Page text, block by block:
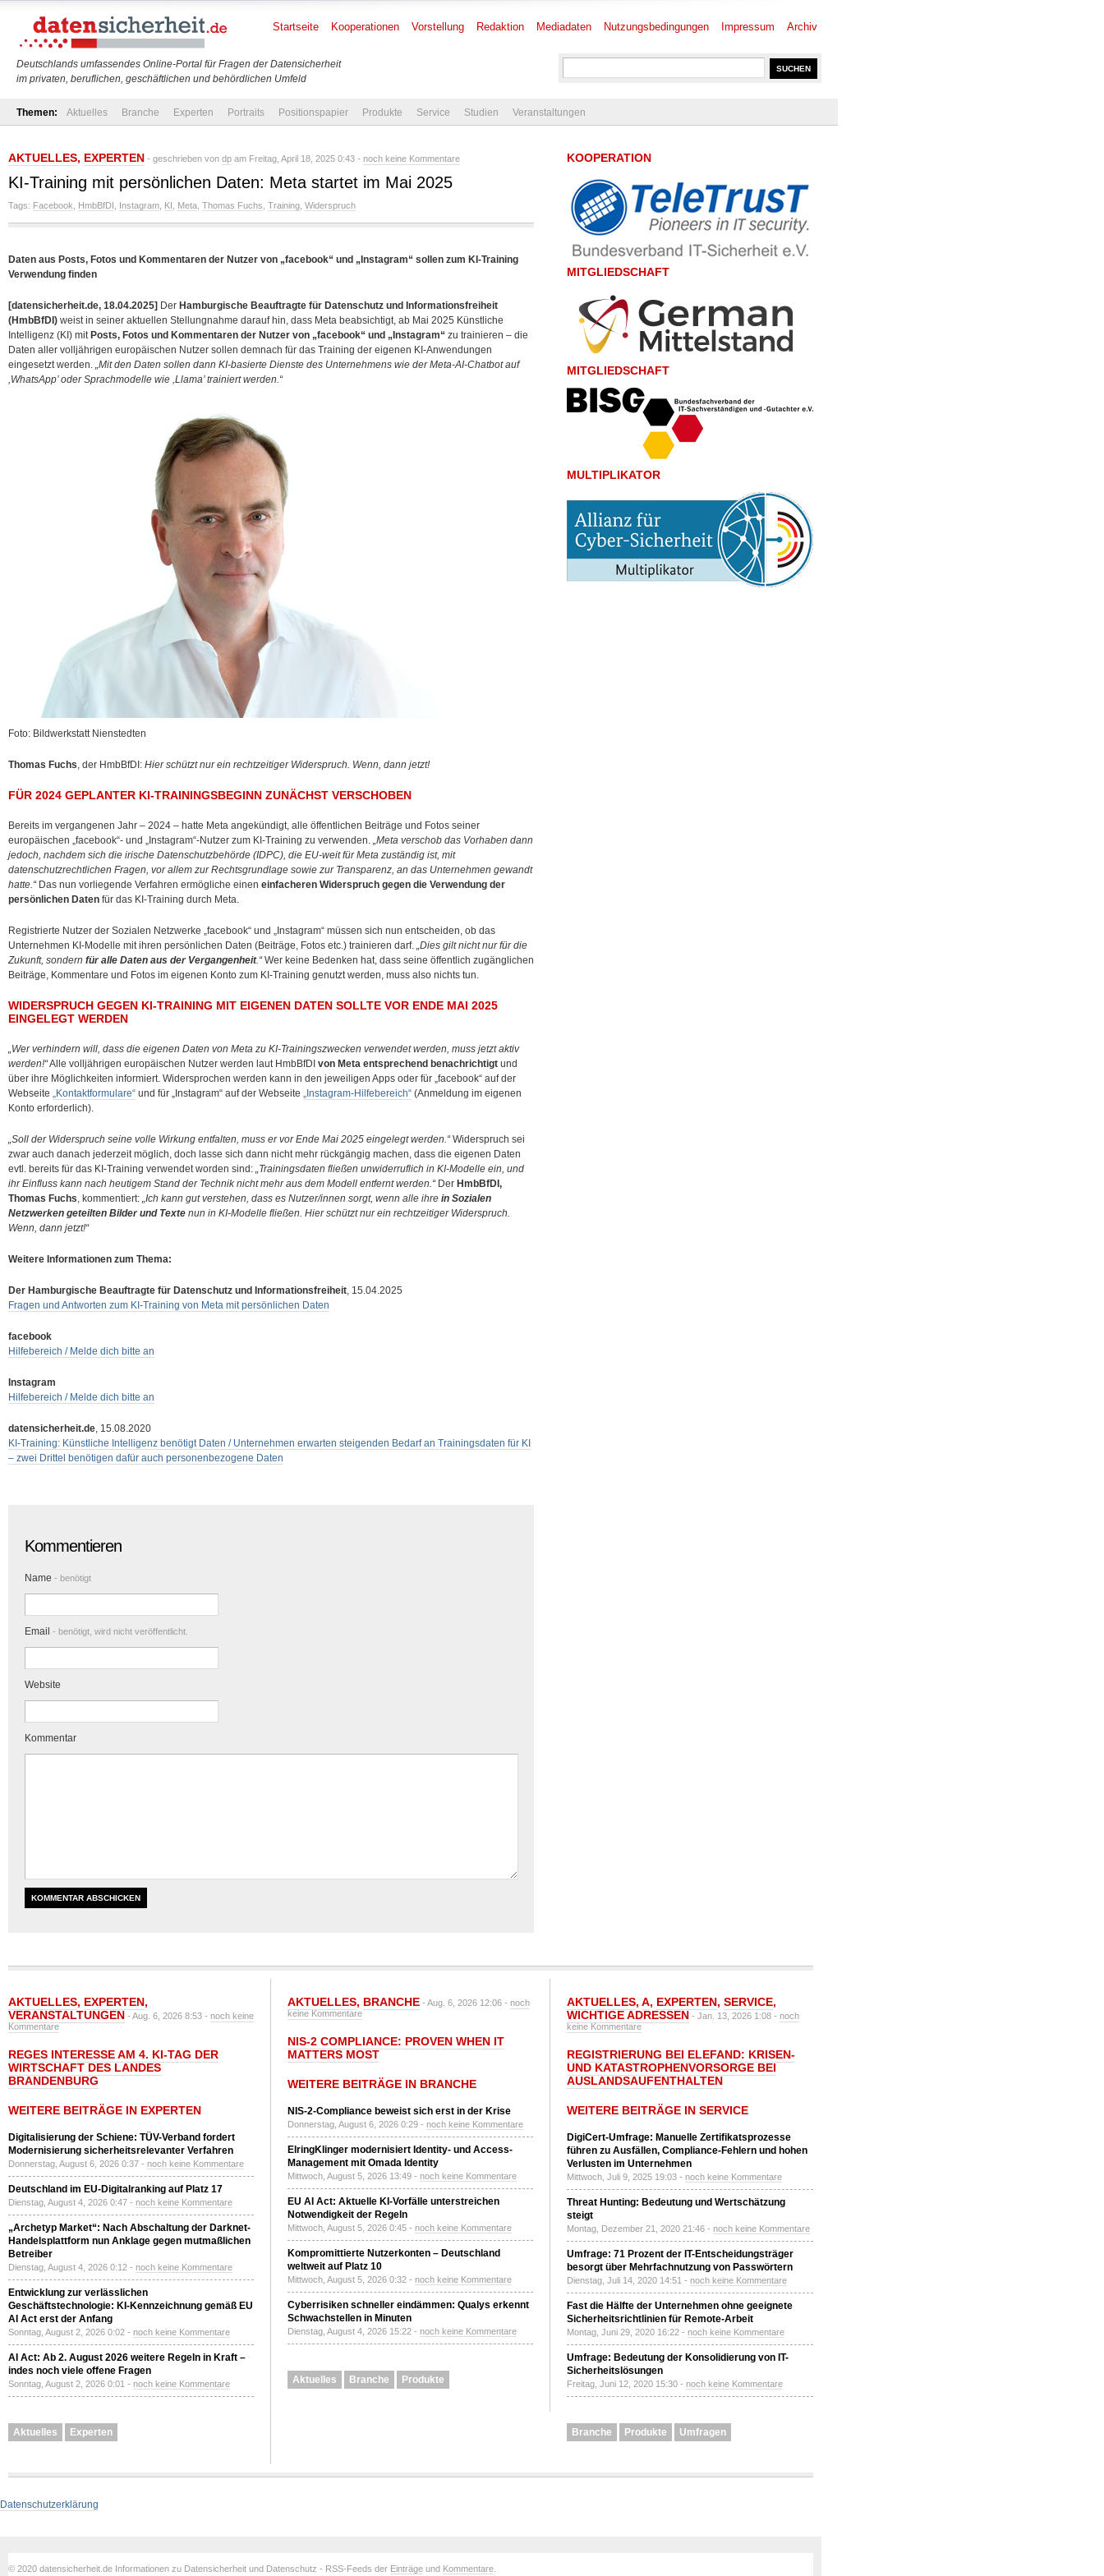
Deutschlands umfassendes Online-Portal für Fragen der Datensicherheit
im privaten, beruflichen, geschäftlichen und behördlichen Umfeld
Startseite Kooperationen Vorstellung Redaktion Mediadaten Nutzungsbedingungen Impressum Archiv
Themen: Aktuelles Branche Experten Portraits Positionspapier Produkte Service Studien Veranstaltungen
AKTUELLES, EXPERTEN - geschrieben von dp am Freitag, April 18, 2025 0:43 - noch keine Kommentare
KI-Training mit persönlichen Daten: Meta startet im Mai 2025
Tags: Facebook HmbBfDI Instagram KI Meta Thomas Fuchs Training Widerspruch
Daten aus Posts, Fotos und Kommentaren der Nutzer von „facebook“ und „Instagram“ sollen zum KI-Training
Verwendung finden
[datensicherheit.de, 18.04.2025] Der Hamburgische Beauftragte für Datenschutz und Informationsfreiheit
(HmbBfDI) weist in seiner aktuellen Stellungnahme darauf hin, dass Meta beabsichtigt, ab Mai 2025 Künstliche
Intelligenz (KI) mit Posts, Fotos und Kommentaren der Nutzer von „facebook“ und „Instagram“ zu trainieren – die
Daten aller volljährigen europäischen Nutzer sollen demnach für das Training der eigenen KI-Anwendungen
eingesetzt werden. „Mit den Daten sollen dann KI-basierte Dienste des Unternehmens wie der Meta-AI-Chatbot auf
,WhatsApp’ oder Sprachmodelle wie ,Llama’ trainiert werden.“
Foto: Bildwerkstatt Nienstedten
Thomas Fuchs, der HmbBfDI: Hier schützt nur ein rechtzeitiger Widerspruch. Wenn, dann jetzt!
FÜR 2024 GEPLANTER KI-TRAININGSBEGINN ZUNÄCHST VERSCHOBEN
Bereits im vergangenen Jahr – 2024 – hatte Meta angekündigt, alle öffentlichen Beiträge und Fotos seiner
europäischen „facebook“- und „Instagram“-Nutzer zum KI-Training zu verwenden. „Meta verschob das Vorhaben dann
jedoch, nachdem sich die irische Datenschutzbehörde (IDPC), die EU-weit für Meta zuständig ist, mit
datenschutzrechtlichen Fragen, vor allem zur Rechtsgrundlage sowie zur Transparenz, an das Unternehmen gewandt
hatte.“Das nun vorliegende Verfahren ermögliche einen einfacheren Widerspruch gegen die Verwendung der
persönlichen Daten für das KI-Training durch Meta.
Registrierte Nutzer der Sozialen Netzwerke „facebook“ und „Instagram“ müssen sich nun entscheiden, ob das
Unternehmen KI-Modelle mit ihren persönlichen Daten (Beiträge, Fotos etc.) trainieren darf. „Dies gilt nicht nur für die
Zukunft, sondern für alle Daten aus der Vergangenheit.“Wer keine Bedenken hat, dass seine öffentlich zugänglichen
Beiträge, Kommentare und Fotos im eigenen Konto zum KI-Training genutzt werden, muss also nichts tun.
WIDERSPRUCH GEGEN KI-TRAINING MIT EIGENEN DATEN SOLLTE VOR ENDE MAI 2025
EINGELEGT WERDEN
„Wer verhindern will, dass die eigenen Daten von Meta zu KI-Trainingszwecken verwendet werden, muss jetzt aktiv
werden!“Alle volljährigen europäischen Nutzer werden laut HmbBfDI von Meta entsprechend benachrichtigt und
über ihre Möglichkeiten informiert. Widersprochen werden kann in den jeweiligen Apps oder für „facebook“ auf der
Webseite „Kontaktformulare“ und für „Instagram“ auf der Webseite „Instagram-Hilfebereich“ (Anmeldung im eigenen
Konto erforderlich).
„Soll der Widerspruch seine volle Wirkung entfalten, muss er vor Ende Mai 2025 eingelegt werden.“Widerspruch sei
zwar auch danach jederzeit möglich, doch lasse sich dann nicht mehr rückgängig machen, dass die eigenen Daten
evtl. bereits für das KI-Training verwendet worden sind: „Trainingsdaten fließen unwiderruflich in KI-Modelle ein, und
ihr Einfluss kann nach heutigem Stand der Technik nicht mehr aus dem Modell entfernt werden.“Der HmbBfDI,
Thomas Fuchs, kommentiert: „Ich kann gut verstehen, dass es Nutzer/innen sorgt, wenn alle ihre in Sozialen
Netzwerken geteilten Bilder und Texte nun in KI-Modelle fließen. Hier schützt nur ein rechtzeitiger Widerspruch.
Wenn, dann jetzt!“
Weitere Informationen zum Thema:
Der Hamburgische Beauftragte für Datenschutz und Informationsfreiheit, 15.04.2025
Fragen und Antworten zum KI-Training von Meta mit persönlichen Daten
facebook
Hilfebereich / Melde dich bitte an
Instagram
Hilfebereich / Melde dich bitte an
datensicherheit.de, 15.08.2020
KI-Training: Künstliche Intelligenz benötigt Daten / Unternehmen erwarten steigenden Bedarf an Trainingsdaten für KI
– zwei Drittel benötigen dafür auch personenbezogene Daten
Kommentieren
Name - benötigt
Email - benötigt, wird nicht veröffentlicht.
Website
Kommentar
KOOPERATION
MITGLIEDSCHAFT
MITGLIEDSCHAFT
MULTIPLIKATOR
AKTUELLES, EXPERTEN,
VERANSTALTUNGEN - Aug. 6, 2026 8:53 - noch keine
Kommentare
REGES INTERESSE AM 4. KI-TAG DER
WIRTSCHAFT DES LANDES
BRANDENBURG
WEITERE BEITRÄGE IN EXPERTEN
Digitalisierung der Schiene: TÜV-Verband fordert
Modernisierung sicherheitsrelevanter Verfahren
Donnerstag, August 6, 2026 0:37 - noch keine Kommentare
Deutschland im EU-Digitalranking auf Platz 17
Dienstag, August 4, 2026 0:47 - noch keine Kommentare
„Archetyp Market“: Nach Abschaltung der Darknet-
Handelsplattform nun Anklage gegen mutmaßlichen
Betreiber
Dienstag, August 4, 2026 0:12 - noch keine Kommentare
Entwicklung zur verlässlichen
Geschäftstechnologie: KI-Kennzeichnung gemäß EU
AI Act erst der Anfang
Sonntag, August 2, 2026 0:02 - noch keine Kommentare
AI Act: Ab 2. August 2026 weitere Regeln in Kraft –
indes noch viele offene Fragen
Sonntag, August 2, 2026 0:01 - noch keine Kommentare
Aktuelles Experten
AKTUELLES, BRANCHE - Aug. 6, 2026 12:06 - noch
keine Kommentare
NIS-2 COMPLIANCE: PROVEN WHEN IT
MATTERS MOST
WEITERE BEITRÄGE IN BRANCHE
NIS-2-Compliance beweist sich erst in der Krise
Donnerstag, August 6, 2026 0:29 - noch keine Kommentare
ElringKlinger modernisiert Identity- und Access-
Management mit Omada Identity
Mittwoch, August 5, 2026 13:49 - noch keine Kommentare
EU AI Act: Aktuelle KI-Vorfälle unterstreichen
Notwendigkeit der Regeln
Mittwoch, August 5, 2026 0:45 - noch keine Kommentare
Kompromittierte Nutzerkonten – Deutschland
weltweit auf Platz 10
Mittwoch, August 5, 2026 0:32 - noch keine Kommentare
Cyberrisiken schneller eindämmen: Qualys erkennt
Schwachstellen in Minuten
Dienstag, August 4, 2026 15:22 - noch keine Kommentare
Aktuelles Branche Produkte
AKTUELLES, A, EXPERTEN, SERVICE,
WICHTIGE ADRESSEN - Jan. 13, 2026 1:08 - noch
keine Kommentare
REGISTRIERUNG BEI ELEFAND: KRISEN-
UND KATASTROPHENVORSORGE BEI
AUSLANDSAUFENTHALTEN
WEITERE BEITRÄGE IN SERVICE
DigiCert-Umfrage: Manuelle Zertifikatsprozesse
führen zu Ausfällen, Compliance-Fehlern und hohen
Verlusten im Unternehmen
Mittwoch, Juli 9, 2025 19:03 - noch keine Kommentare
Threat Hunting: Bedeutung und Wertschätzung
steigt
Montag, Dezember 21, 2020 21:46 - noch keine Kommentare
Umfrage: 71 Prozent der IT-Entscheidungsträger
besorgt über Mehrfachnutzung von Passwörtern
Dienstag, Juli 14, 2020 14:51 - noch keine Kommentare
Fast die Hälfte der Unternehmen ohne geeignete
Sicherheitsrichtlinien für Remote-Arbeit
Montag, Juni 29, 2020 16:22 - noch keine Kommentare
Umfrage: Bedeutung der Konsolidierung von IT-
Sicherheitslösungen
Freitag, Juni 12, 2020 15:30 - noch keine Kommentare
Branche Produkte Umfragen
Datenschutzerklärung
© 2020 datensicherheit.de Informationen zu Datensicherheit und Datenschutz - RSS-Feeds der Einträge und Kommentare